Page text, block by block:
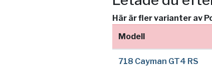
Här är fler varianter av
Modell
718 Cayman GT4 RS